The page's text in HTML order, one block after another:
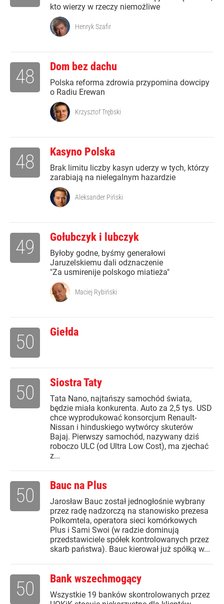
kto wierzy w rzeczy niemożliwe
Henryk Szafir
Dom bez dachu
Polska reforma zdrowia przypomina dowcipy
o Radiu Erewan
48
Krzysztof Trębski
Kasyno Polska
Brak limitu liczby kasyn uderzy w tych, którzy
zarabiają na nielegalnym hazardzie
48
Aleksander Piński
Gołubczyk i lubczyk
Byłoby godne, byśmy generałowi
Jaruzelskiemu dali odznaczenie
"Za usmirenije polskogo miatieża"
49
Maciej Rybiński
Giełda
50
Siostra Taty
Tata Nano, najtańszy samochód świata,
będzie miała konkurenta. Auto za 2,5 tys. USD
chce wyprodukować konsorcjum Renault-
Nissan i hinduskiego wytwórcy skuterów
Bajaj. Pierwszy samochód, nazywany dziś
roboczo ULC (od Ultra Low Cost), ma zjechać
z...
50
Bauc na Plus
Jarosław Bauc został jednogłośnie wybrany
przez radę nadzorczą na stanowisko prezesa
Polkomtela, operatora sieci komórkowych
Plus i Sami Swoi (w radzie dominują
przedstawiciele spółek kontrolowanych przez
skarb państwa). Bauc kierował już spółką w...
50
Bank wszechmogący
Wszystkie 19 banków skontrolowanych przez
50